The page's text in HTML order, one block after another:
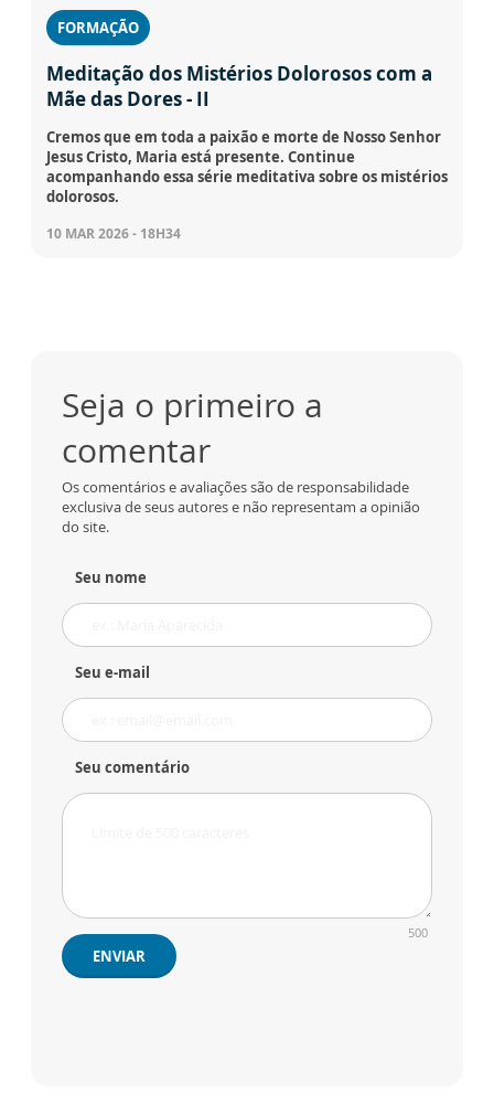
FORMAÇÃO
Meditação dos Mistérios Dolorosos com a
Mãe das Dores - II
Cremos que em toda a paixão e morte de Nosso Senhor
Jesus Cristo, Maria está presente. Continue
acompanhando essa série meditativa sobre os mistérios
dolorosos.
10 MAR 2026 - 18H34
Seja o primeiro a
comentar
Os comentários e avaliações são de responsabilidade
exclusiva de seus autores e não representam a opinião
do site.
Seu nome
Seu e-mail
Seu comentário
500
ENVIAR